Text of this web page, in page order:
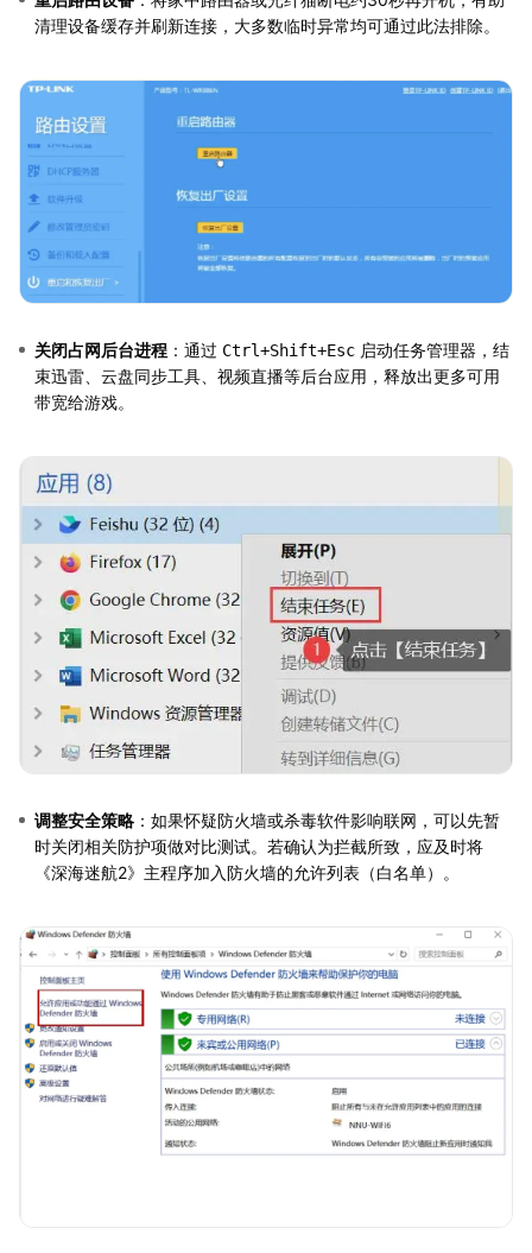
清理设备缓存并刷新连接，大多数临时异常均可通过此法排除。
关闭占网后台进程 ：通过 Ctrl+Shift+Esc 启动任务管理器，结
束迅雷、云盘同步工具、视频直播等后台应用，释放出更多可用
带宽给游戏。
调整安全策略 ：如果怀疑防火墙或杀毒软件影响联网，可以先暂
时关闭相关防护项做对比测试。若确认为拦截所致，应及时将
《深海迷航2》主程序加入防火墙的允许列表（白名单）。